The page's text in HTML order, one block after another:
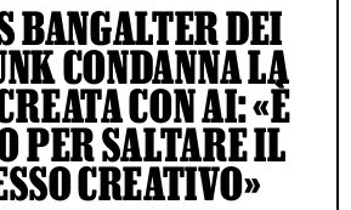
BANGALTER DEI
CONDANNA LA
CON AI: «È
PER SALTARE IL
CREATIVO»